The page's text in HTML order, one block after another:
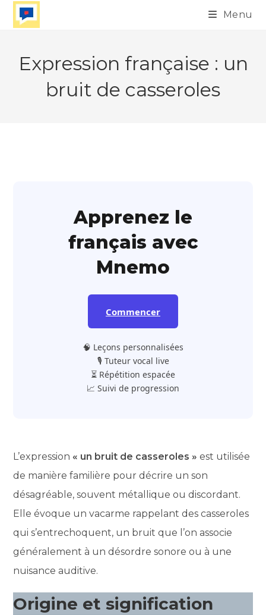
Skip
Menu
Expression française : un
bruit de casseroles
Apprenez le
français avec
Mnemo
Commencer
🧠 Leçons personnalisées
🎙️ Tuteur vocal live
⏳ Répétition espacée
📈 Suivi de progression
L’expression « un bruit de casseroles » est utilisée
de manière familière pour décrire un son
désagréable, souvent métallique ou discordant.
Elle évoque un vacarme rappelant des casseroles
qui s’entrechoquent, un bruit que l’on associe
généralement à un désordre sonore ou à une
nuisance auditive.
Origine et signification